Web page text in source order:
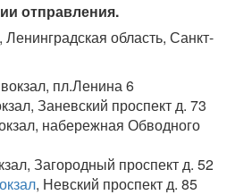
отправления.
область, Санкт-
пл.Ленина 6
Заневский проспект д. 73
набережная Обводного
Загородный проспект д. 52
, Невский проспект д. 85